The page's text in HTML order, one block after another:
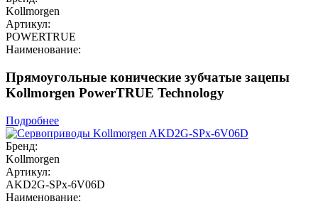
Kollmorgen
Артикул:
POWERTRUE
Наименование:
Прямоугольные конические зубчатые зацепы
Kollmorgen PowerTRUE Technology
Подробнее
Бренд:
Kollmorgen
Артикул:
AKD2G-SPx-6V06D
Наименование: